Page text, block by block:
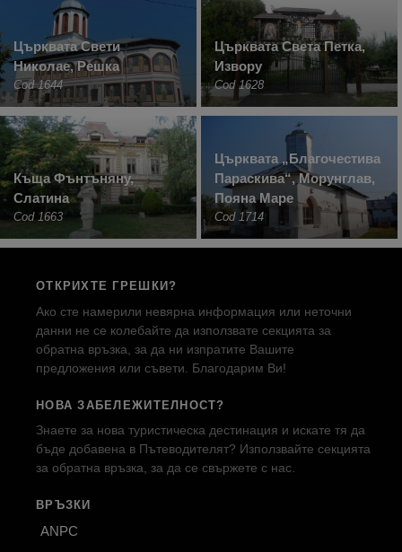
Църквата Свети
Николае, Решка
Cod 1644
Църквата Света Петка,
Извору
Cod 1628
Къща Фънтъняну,
Слатина
Cod 1663
Църквата „Благочестива
Параскива“, Морунглав,
Пояна Маре
Cod 1714
ОТКРИХТЕ ГРЕШКИ?
Ако сте намерили невярна информация или неточни
данни не се колебайте да използвате секцията за
обратна връзка, за да ни изпратите Вашите
предложения или съвети. Благодарим Ви!
НОВА ЗАБЕЛЕЖИТЕЛНОСТ?
Знаете за нова туристическа дестинация и искате тя да
бъде добавена в Пътеводителят? Използвайте секцията
за обратна връзка, за да се свържете с нас.
ВРЪЗКИ
ANPC